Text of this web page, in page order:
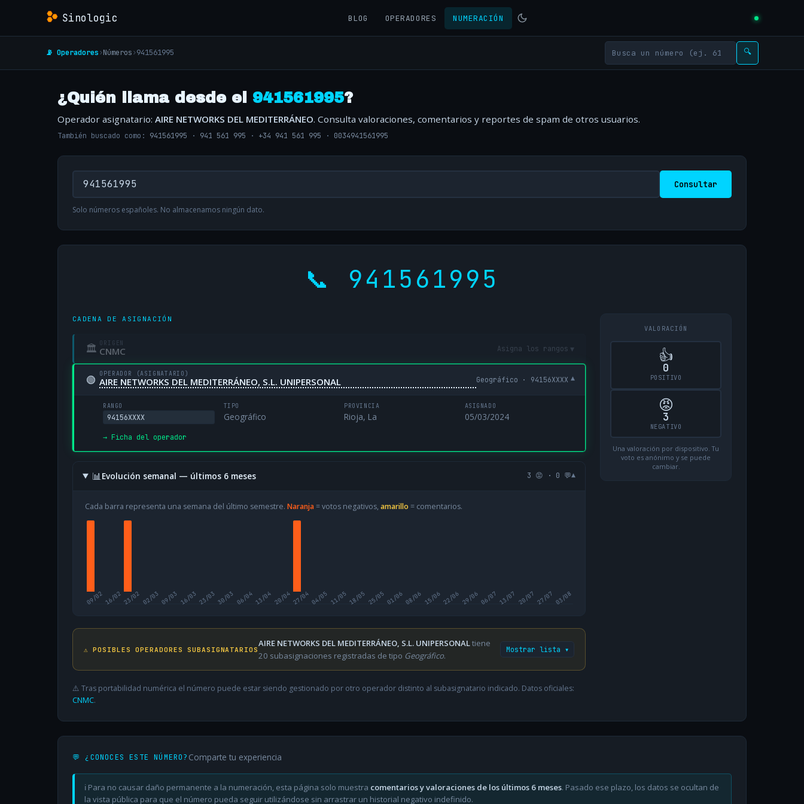
Sinologic BLOG OPERADORES NUMERACIÓN
📡 Operadores›Números›941561995 🔍
¿Quién llama desde el 941561995?
Operador asignatario: AIRE NETWORKS DEL MEDITERRÁNEO. Consulta valoraciones, comentarios y reportes de spam de otros usuarios.
También buscado como: 941561995 · 941 561 995 · +34 941 561 995 · 0034941561995
Consultar
Solo números españoles. No almacenamos ningún dato.
📞 941561995
CADENA DE ASIGNACIÓN
🏛 ORIGEN
CNMC Asigna los rangos ▾
🟢 OPERADOR (ASIGNATARIO)
AIRE NETWORKS DEL MEDITERRÁNEO, S.L. UNIPERSONAL Geográfico · 94156XXXX ▾
RANGO
94156XXXX
TIPO
Geográfico
PROVINCIA
Rioja, La
ASIGNADO
05/03/2024
→ Ficha del operador
📊Evolución semanal — últimos 6 meses 3 😡 · 0 💬▾
Cada barra representa una semana del último semestre. Naranja= votos negativos, amarillo = comentarios.
09/0216/0223/02 02/03 09/03 16/03 23/03 30/03 06/0413/04 20/0427/0404/05 11/0518/05 25/0501/0608/06 15/0622/06 29/0606/07 13/07 20/07 27/07 03/08
⚠️ POSIBLES OPERADORES SUBASIGNATARIOS
AIRE NETWORKS DEL MEDITERRÁNEO, S.L. UNIPERSONALtiene
20 subasignaciones registradas de tipo Geográfico.
Mostrar lista ▾
⚠️ Tras portabilidad numérica el número puede estar siendo gestionado por otro operador distinto al subasignatario indicado. Datos oficiales:
CNMC.
VALORACIÓN
👍
0
POSITIVO
😡
3
NEGATIVO
Una valoración por dispositivo. Tu
voto es anónimo y se puede
cambiar.
💬 ¿CONOCES ESTE NÚMERO? Comparte tu experiencia
ℹ️ Para no causar daño permanente a la numeración, esta página solo muestra comentarios y valoraciones de los últimos 6 meses. Pasado ese plazo, los datos se ocultan de
la vista pública para que el número pueda seguir utilizándose sin arrastrar un historial negativo indefinido.